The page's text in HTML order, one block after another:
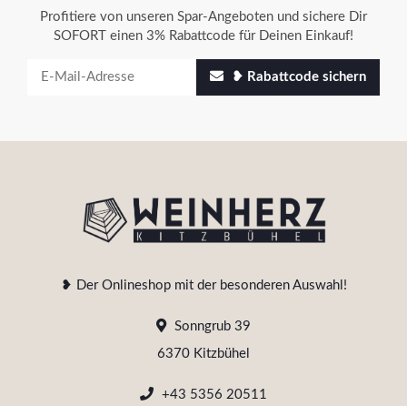
Profitiere von unseren Spar-Angeboten und sichere Dir
SOFORT einen 3% Rabattcode für Deinen Einkauf!
❥ Rabattcode sichern
❥ Der Onlineshop mit der besonderen Auswahl!
Sonngrub 39
6370 Kitzbühel
+43 5356 20511